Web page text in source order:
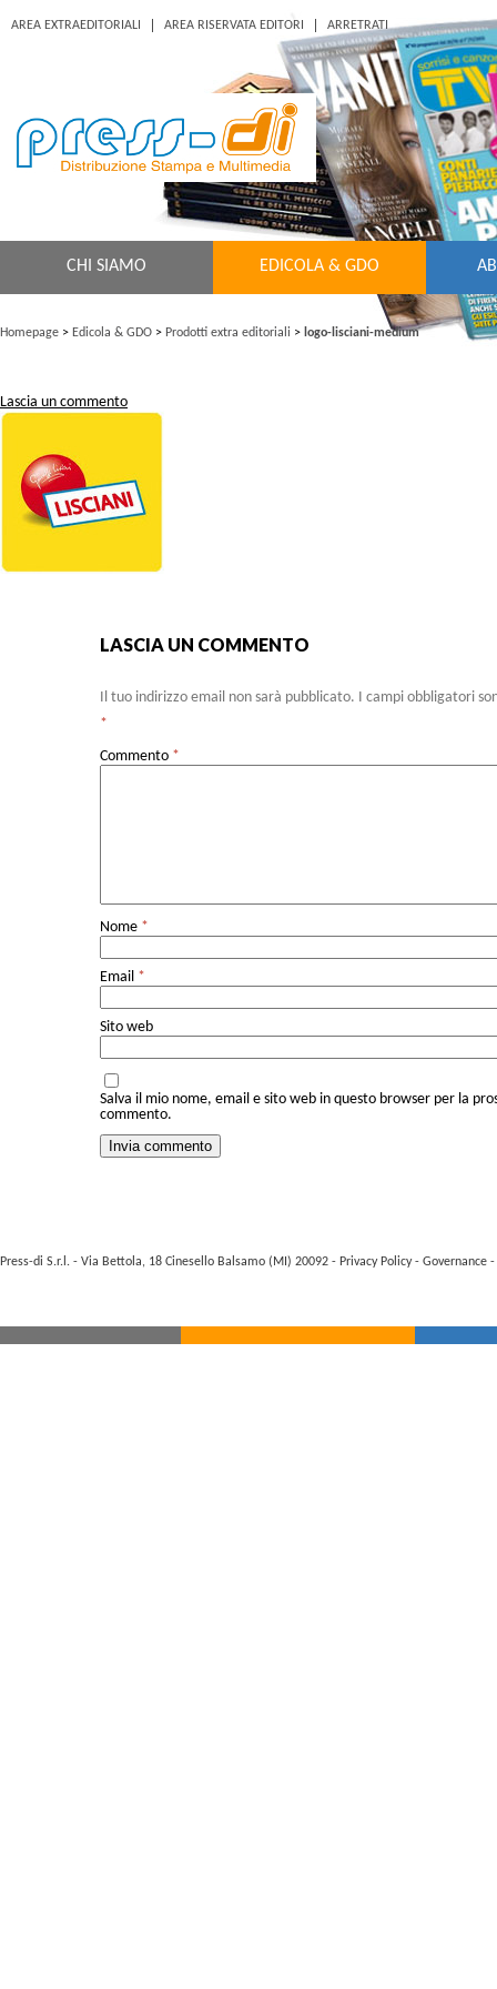
AREA EXTRAEDITORIALI AREA RISERVATA EDITORI ARRETRATI
CHI SIAMO EDICOLA & GDO
Homepage > Edicola & GDO > Prodotti extra editoriali > logo-lisciani-medium
Lascia un commento
LASCIA UN COMMENTO
Il tuo indirizzo email non sarà pubblicato. I campi obbligatori
*
Commento *
Nome *
Email *
Sito web
Salva il mio nome, email e sito web in questo browser per la
commento.
Press-di S.r.l. - Via Bettola, 18 Cinesello Balsamo (MI) 20092 - Privacy Policy- Governance -